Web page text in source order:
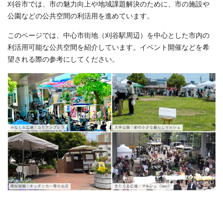
刈谷市では、市の魅力向上や地域課題解決のために、市の施設や
公園などの公共空間の利活用を進めています。
このページでは、中心市街地（刈谷駅周辺）を中心とした市内の
利活用可能な公共空間を紹介しています。イベント開催などを希
望される際の参考にしてください。